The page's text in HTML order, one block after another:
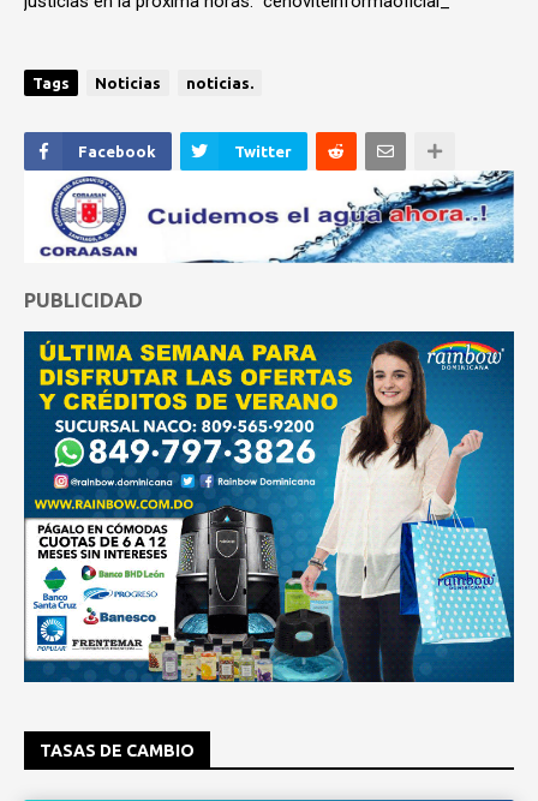
Tags Noticias noticias.
Facebook Twitter
PUBLICIDAD
TASAS DE CAMBIO